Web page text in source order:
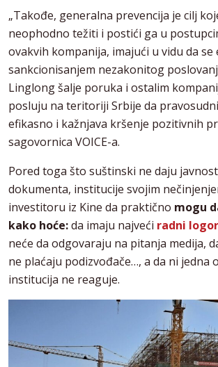
„Takođe, generalna prevencija je cilj
neophodno težiti i postići ga u
ovakvih kompanija, imajući u vidu da se
sankcionisanjem nezakonitog
Linglong šalje poruka i ostalim
posluju na teritoriji Srbije da
efikasno i kažnjava kršenje pozitivnih
sagovornica VOICE-a.
Pored toga što suštinski ne daju
dokumenta, institucije svojim
investitoru iz Kine da praktično mogu
kako hoće:da imaju najveći radni logor
neće da odgovaraju na pitanja medija,
ne plaćaju podizvođače…, a da ni jedna
institucija ne reaguje.